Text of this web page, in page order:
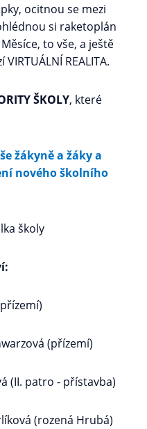
ocitnou se mezi
si raketoplán
to vše, a ještě
REALITA.
ŠKOLY, které
žákyně a žáky a
nového školního
školy
(přízemí)
(II. patro - přístavba)
(rozená Hrubá)